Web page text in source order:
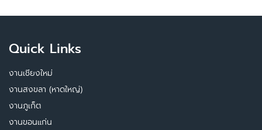
Quick Links
งานเชียงใหม่
งานสงขลา (หาดใหญ่)
งานภูเก็ต
งานขอนแก่น